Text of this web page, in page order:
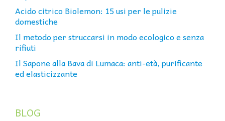
Acido citrico Biolemon: 15 usi per le pulizie
domestiche
Il metodo per struccarsi in modo ecologico e senza
rifiuti
Il Sapone alla Bava di Lumaca: anti-età, purificante
ed elasticizzante
BLOG